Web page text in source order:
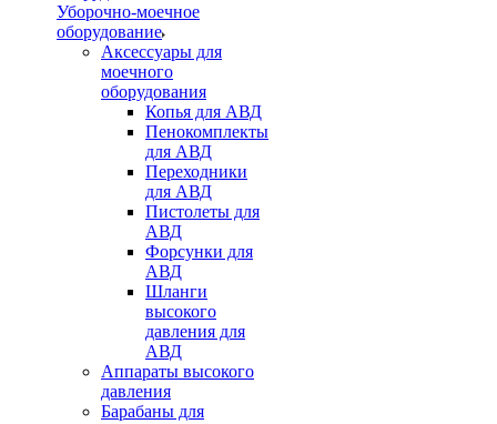
Уборочно-моечное
оборудование
Аксессуары для
моечного
оборудования
Копья для АВД
Пенокомплекты
для АВД
Переходники
для АВД
Пистолеты для
АВД
Форсунки для
АВД
Шланги
высокого
давления для
АВД
Аппараты высокого
давления
Барабаны для